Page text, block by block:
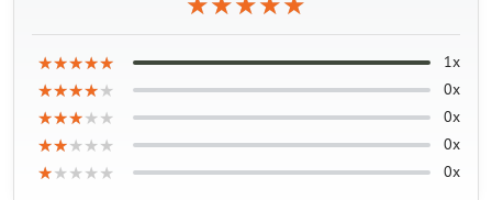
★★★★★
★★★★★
★★★★★ 1x
★★★★★
★★★★★
★★★★★ 0x
★★★★★
★★★★★
★★★★★ 0x
★★★★★
★★★★★
★★★★★ 0x
★★★★★
★★★★★
★★★★★ 0x